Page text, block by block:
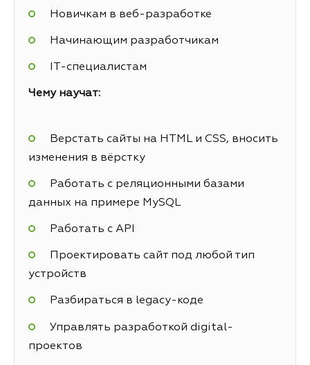
Новичкам в веб-разработке
Начинающим разработчикам
IT-специалистам
Чему научат:
Верстать сайты на HTML и CSS, вносить
изменения в вёрстку
Работать с реляционными базами
данных на примере MySQL
Работать с API
Проектировать сайт под любой тип
устройств
Разбираться в legacy-коде
Управлять разработкой digital-
проектов